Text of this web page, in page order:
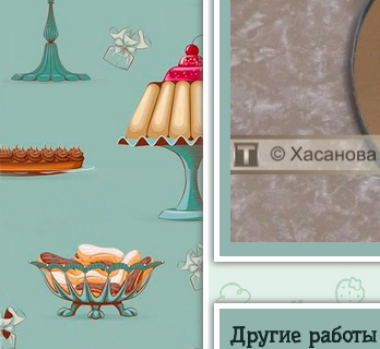
Другие работы